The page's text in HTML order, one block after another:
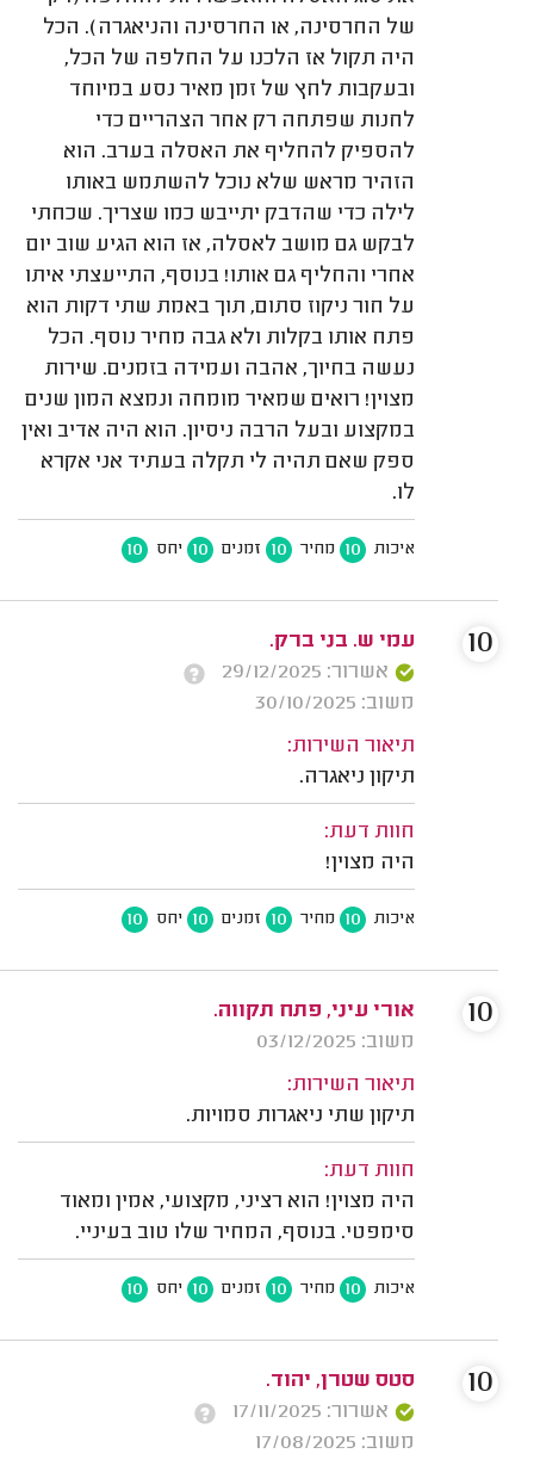
של החרסינה, או החרסינה והניאגרה). הכל
היה תקול אז הלכנו על החלפה של הכל,
ובעקבות לחץ של זמן מאיר נסע במיוחד
לחנות שפתחה רק אחר הצהריים כדי
להספיק להחליף את האסלה בערב. הוא
הזהיר מראש שלא נוכל להשתמש באותו
לילה כדי שהדבק יתייבש כמו שצריך. שכחתי
לבקש גם מושב לאסלה, אז הוא הגיע שוב יום
אחרי והחליף גם אותו! בנוסף, התייעצתי איתו
על חור ניקוז סתום, תוך באמת שתי דקות הוא
פתח אותו בקלות ולא גבה מחיר נוסף. הכל
נעשה בחיוך, אהבה ועמידה בזמנים. שירות
מצוין! רואים שמאיר מומחה ונמצא המון שנים
במקצוע ובעל הרבה ניסיון. הוא היה אדיב ואין
ספק שאם תהיה לי תקלה בעתיד אני אקרא
לו.
איכות 10 מחיר 10 זמנים 10 יחס 10
עמי ש. בני ברק.
אשרור: 29/12/2025
משוב: 30/10/2025
תיאור השירות:
תיקון ניאגרה.
חוות דעת:
היה מצוין!
איכות 10 מחיר 10 זמנים 10 יחס 10
10
אורי עיני, פתח תקווה.
משוב: 03/12/2025
תיאור השירות:
תיקון שתי ניאגרות סמויות.
חוות דעת:
היה מצוין! הוא רציני, מקצועי, אמין ומאוד
סימפטי. בנוסף, המחיר שלו טוב בעיניי.
איכות 10 מחיר 10 זמנים 10 יחס 10
10
סטס שטרן, יהוד.
אשרור: 17/11/2025
משוב: 17/08/2025
10